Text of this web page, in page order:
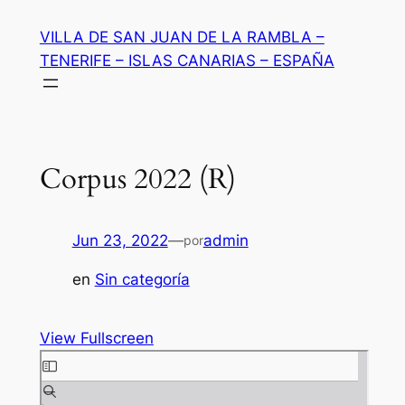
contenido
VILLA DE SAN JUAN DE LA RAMBLA –
TENERIFE – ISLAS CANARIAS – ESPAÑA
Corpus 2022 (R)
Jun 23, 2022—poradmin
en Sin categoría
View Fullscreen
Saltar
al